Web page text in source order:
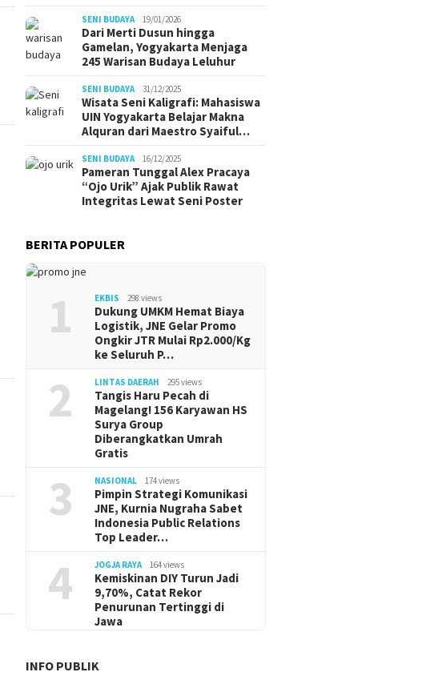
SENI BUDAYA 19/01/2026
Dari Merti Dusun hingga
Gamelan, Yogyakarta Menjaga
245 Warisan Budaya Leluhur
SENI BUDAYA 31/12/2025
Wisata Seni Kaligrafi: Mahasiswa
UIN Yogyakarta Belajar Makna
Alquran dari Maestro Syaiful…
SENI BUDAYA 16/12/2025
Pameran Tunggal Alex Pracaya
“Ojo Urik” Ajak Publik Rawat
Integritas Lewat Seni Poster
BERITA POPULER
1 EKBIS 298 views
Dukung UMKM Hemat Biaya
Logistik, JNE Gelar Promo
Ongkir JTR Mulai Rp2.000/Kg
ke Seluruh P…
2 LINTAS DAERAH 295 views
Tangis Haru Pecah di
Magelang! 156 Karyawan HS
Surya Group
Diberangkatkan Umrah
Gratis
3 NASIONAL 174 views
Pimpin Strategi Komunikasi
JNE, Kurnia Nugraha Sabet
Indonesia Public Relations
Top Leader…
4 JOGJA RAYA 164 views
Kemiskinan DIY Turun Jadi
9,70%, Catat Rekor
Penurunan Tertinggi di
Jawa
INFO PUBLIK